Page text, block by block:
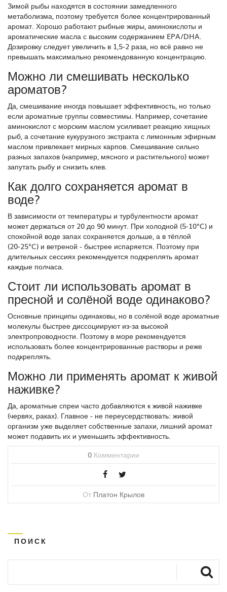
Зимой рыбы находятся в состоянии замедленного
метаболизма, поэтому требуется более концентрированный
аромат. Хорошо работают рыбные жиры, аминокислоты и
ароматические масла с высоким содержанием EPA/DHA.
Дозировку следует увеличить в 1,5‑2 раза, но всё равно не
превышать максимально рекомендованную концентрацию.
Можно ли смешивать несколько
ароматов?
Да, смешивание иногда повышает эффективность, но только
если ароматные группы совместимы. Например, сочетание
аминокислот с морским маслом усиливает реакцию хищных
рыб, а сочетание кукурузного экстракта с лимонным эфирным
маслом привлекает мирных карпов. Смешивание сильно
разных запахов (например, мясного и растительного) может
запутать рыбу и снизить клев.
Как долго сохраняется аромат в
воде?
В зависимости от температуры и турбулентности аромат
может держаться от 20 до 90 минут. При холодной (5‑10°C) и
спокойной воде запах сохраняется дольше, а в тёплой
(20‑25°C) и ветреной - быстрее испаряется. Поэтому при
длительных сессиях рекомендуется подкреплять аромат
каждые полчаса.
Стоит ли использовать аромат в
пресной и солёной воде одинаково?
Основные принципы одинаковы, но в солёной воде ароматные
молекулы быстрее диссоциируют из‑за высокой
электропроводности. Поэтому в море рекомендуется
использовать более концентрированные растворы и реже
подкреплять.
Можно ли применять аромат к живой
наживке?
Да, ароматные спреи часто добавляются к живой наживке
(червях, раках). Главное - не переусердствовать: живой
организм уже выделяет собственные запахи, лишний аромат
может подавить их и уменьшить эффективность.
0 Комментарии
От Платон Крылов
ПОИСК